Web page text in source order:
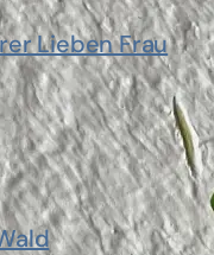
Lieben Frau